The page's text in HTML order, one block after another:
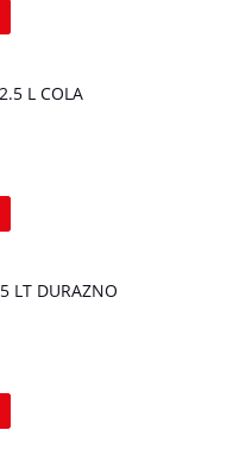
L COLA
LT DURAZNO